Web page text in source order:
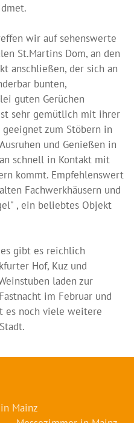
wir auf sehenswerte
St.Martins Dom, an den
anschließen, der sich an
bunten,
guten Gerüchen
sehr gemütlich mit ihrer
zum Stöbern in
und Genießen in
schnell in Kontakt mit
kommt. Empfehlenswert
Fachwerkhäusern und
, ein beliebtes Objekt
gibt es reichlich
Hof, Kuz und
laden zur
im Februar und
es noch viele weitere
Mainz